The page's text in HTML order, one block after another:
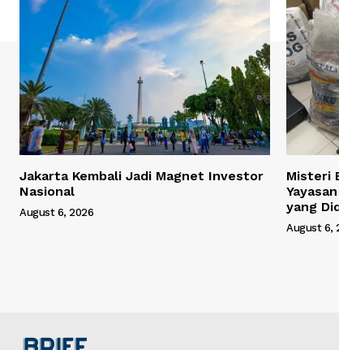
Jakarta Kembali Jadi Magnet Investor
Nasional
August 6, 2026
Misteri
yang
August 6,